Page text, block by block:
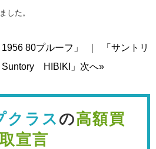
した。
80プルーフ」
「サントリ
HIBIKI」次へ»
クラス の高額買
取宣言